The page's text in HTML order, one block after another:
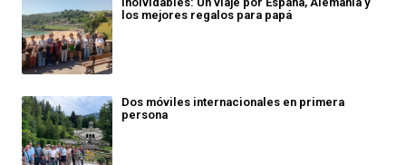
los mejores regalos para papá
Dos móviles internacionales en primera
persona